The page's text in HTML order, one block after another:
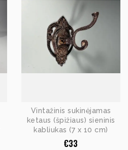
Vintažinis sukinėjamas
ketaus (špižiaus) sieninis
kabliukas (7 x 10 cm)
€33